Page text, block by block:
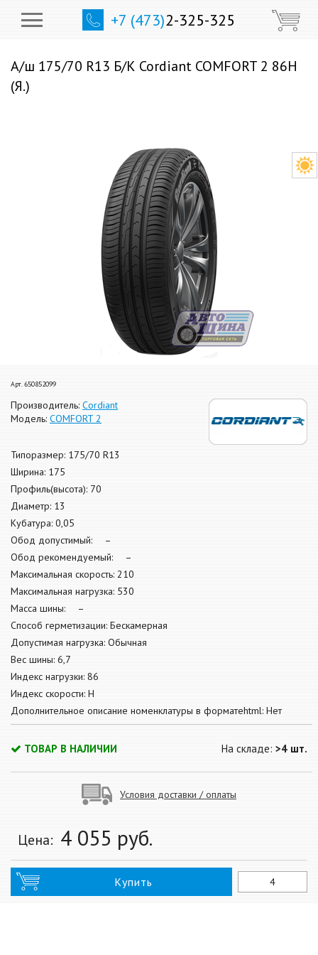
+7 (473)2-325-325
А/ш 175/70 R13 Б/К Cordiant COMFORT 2 86H
(Я.)
Арт. 650852099
Производитель: Cordiant
Модель: COMFORT 2
Типоразмер: 175/70 R13
Ширина: 175
Профиль(высота): 70
Диаметр: 13
Кубатура: 0,05
Обод допустимый: –
Обод рекомендуемый: –
Максимальная скорость: 210
Максимальная нагрузка: 530
Масса шины: –
Способ герметизации: Бескамерная
Допустимая нагрузка: Обычная
Вес шины: 6,7
Индекс нагрузки: 86
Индекс скорости: H
Дополнительное описание номенклатуры в форматеhtml: Нет
ТОВАР В НАЛИЧИИ На складе: >4 шт.
Условия доставки / оплаты
Цена: 4 055 руб.
Купить